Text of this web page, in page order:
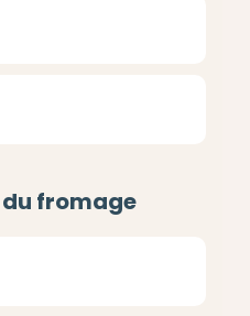
fromage